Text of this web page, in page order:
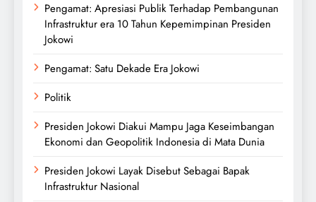
Pengamat: Apresiasi Publik Terhadap Pembangunan
Infrastruktur era 10 Tahun Kepemimpinan Presiden
Jokowi
Pengamat: Satu Dekade Era Jokowi
Politik
Presiden Jokowi Diakui Mampu Jaga Keseimbangan
Ekonomi dan Geopolitik Indonesia di Mata Dunia
Presiden Jokowi Layak Disebut Sebagai Bapak
Infrastruktur Nasional